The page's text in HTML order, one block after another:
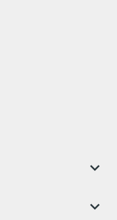

